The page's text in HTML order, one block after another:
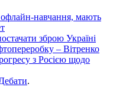
офлайн-навчання, мають
зброю Україні
– Вітренко
з Росією щодо
.